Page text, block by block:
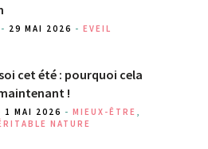
29 MAI 2026 - EVEIL
cet été : pourquoi cela
!
1 MAI 2026 - MIEUX-ÊTRE ,
NATURE